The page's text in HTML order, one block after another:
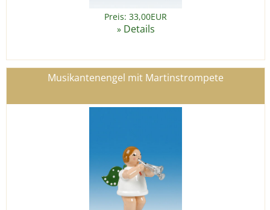
Preis: 33,00EUR
» Details
Musikantenengel mit Martinstrompete